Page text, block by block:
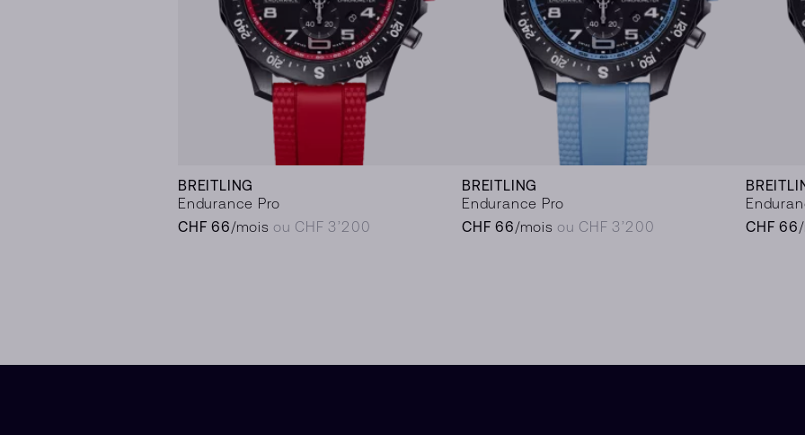
BREITLING
Endurance Pro
CHF 66/mois ou CHF 3’200
BREITLING
Endurance Pro
CHF 66/mois ou CHF 3’200
CHF 66